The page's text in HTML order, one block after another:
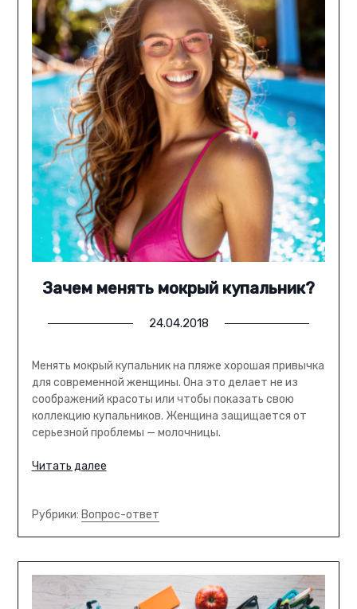
Зачем менять мокрый купальник?
24.04.2018
Менять мокрый купальник на пляже хорошая привычка
для современной женщины. Она это делает не из
соображений красоты или чтобы показать свою
коллекцию купальников. Женщина защищается от
серьезной проблемы — молочницы.
Читать далее
Рубрики: Вопрос-ответ